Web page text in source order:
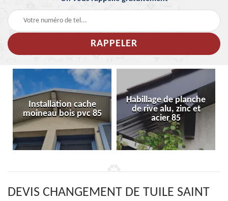
Installation cache
moineau bois pvc 85
Habillage de planche
de rive alu, zinc et
acier 85
DEVIS CHANGEMENT DE TUILE SAINT